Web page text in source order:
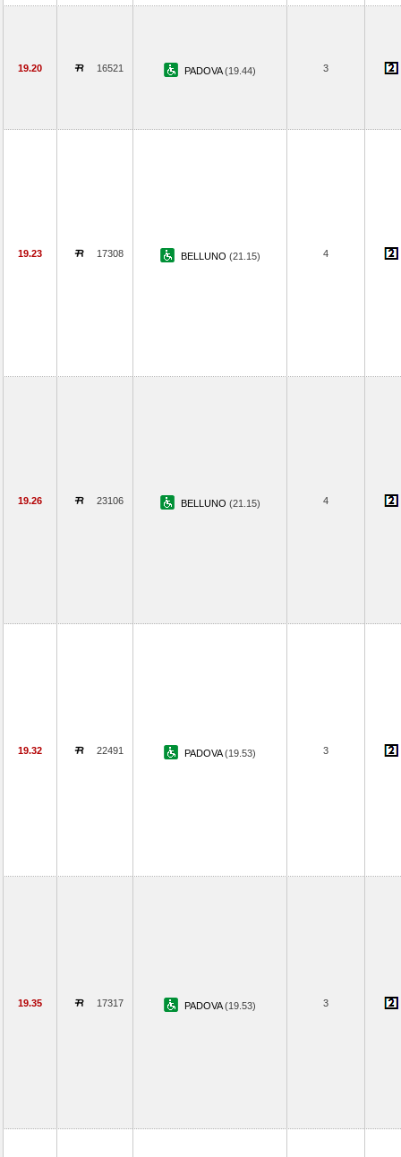
19.20 16521 PADOVA(19.44) 3
19.23 17308 BELLUNO (21.15) 4
19.26 23106 BELLUNO (21.15) 4
19.32 22491 PADOVA(19.53) 3
19.35 17317 PADOVA(19.53) 3